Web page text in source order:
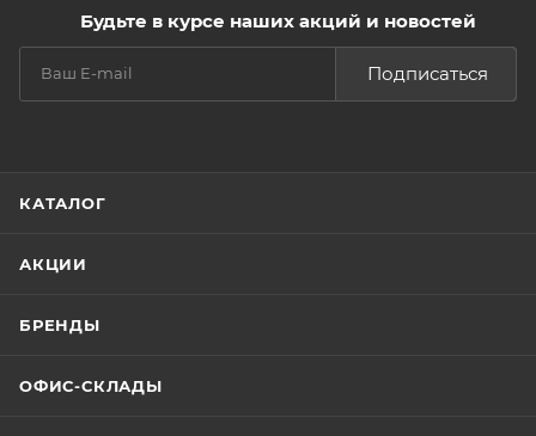
Будьте в курсе наших акций и новостей
Подписаться
КАТАЛОГ
АКЦИИ
БРЕНДЫ
ОФИС-СКЛАДЫ